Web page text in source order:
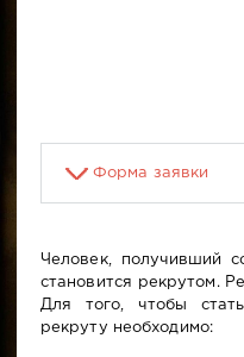
Форма заявки
Человек, получивший
становится рекрутом.
Для того, чтобы
рекруту необходимо: